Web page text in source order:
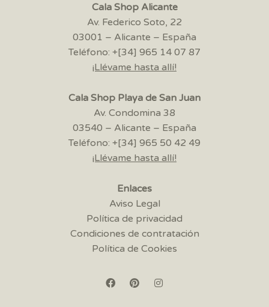
Cala Shop Alicante
Av. Federico Soto, 22
03001 – Alicante – España
Teléfono: +[34] 965 14 07 87
¡Llévame hasta allí!
Cala Shop Playa de San Juan
Av. Condomina 38
03540 – Alicante – España
Teléfono: +[34] 965 50 42 49
¡Llévame hasta allí!
Enlaces
Aviso Legal
Política de privacidad
Condiciones de contratación
Política de Cookies